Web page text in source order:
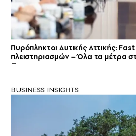
Πυρόπληκτοι Δυτικής Αττικής:
πλειστηριασμών – Όλα τα μέτρα
BUSINESS INSIGHTS